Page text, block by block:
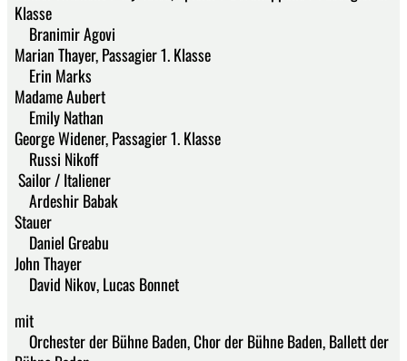
Klasse
Branimir Agovi
Marian Thayer, Passagier 1. Klasse
Erin Marks
Madame Aubert
Emily Nathan
George Widener, Passagier 1. Klasse
Russi Nikoff
Sailor / Italiener
Ardeshir Babak
Stauer
Daniel Greabu
John Thayer
David Nikov, Lucas Bonnet
mit
Orchester der Bühne Baden, Chor der Bühne Baden, Ballett der